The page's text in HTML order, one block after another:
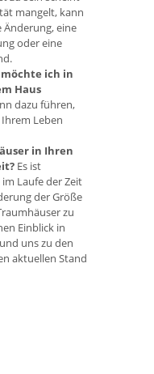
mangelt, kann
Änderung, eine
oder eine
möchte ich in
Haus
dazu führen,
Leben
in Ihren
Es ist
Laufe der Zeit
der Größe
zu
Einblick in
uns zu den
aktuellen Stand